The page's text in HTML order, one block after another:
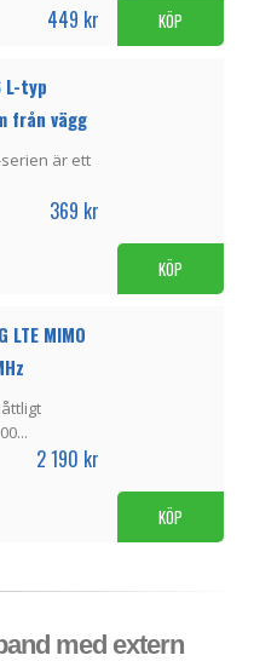
449 kr KÖP
L-typ
från vägg
är ett
369 kr
KÖP
LTE MIMO
2 190 kr
KÖP
med extern